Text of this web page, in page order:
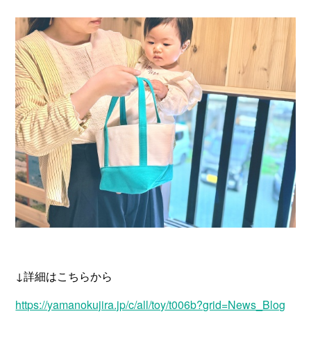
↓詳細はこちらから
https://yamanokujira.jp/c/all/toy/t006b?grid=News_Blog